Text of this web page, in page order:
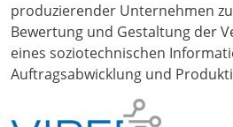
produzierender Unternehmen
Bewertung und Gestaltung der
eines soziotechnischen
Auftragsabwicklung und